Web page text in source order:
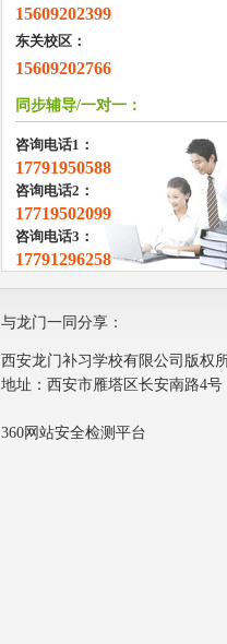
15609202399
东关校区：
15609202766
同步辅导/一对一：
咨询电话1：
17791950588
咨询电话2：
17719502099
咨询电话3：
17791296258
与龙门一同分享：
西安龙门补习学校有限公司版权
地址：西安市雁塔区长安南路4号
360网站安全检测平台